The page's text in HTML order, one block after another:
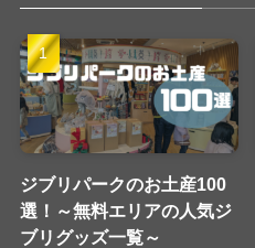
ジブリパークのお土産100
選！～無料エリアの人気ジ
ブリグッズ一覧～